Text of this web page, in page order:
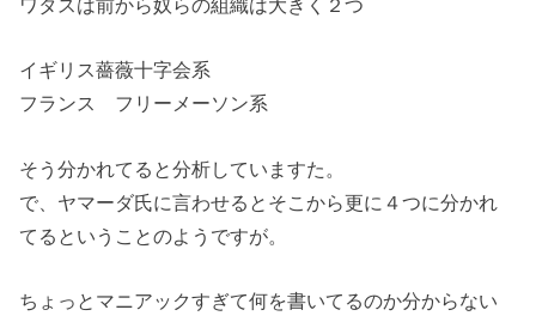
ワタスは前から奴らの組織は大きく２つ
イギリス薔薇十字会系
フランス フリーメーソン系
そう分かれてると分析していますた。
で、ヤマーダ氏に言わせるとそこから更に４つに分かれ
てるということのようですが。
ちょっとマニアックすぎて何を書いてるのか分からない